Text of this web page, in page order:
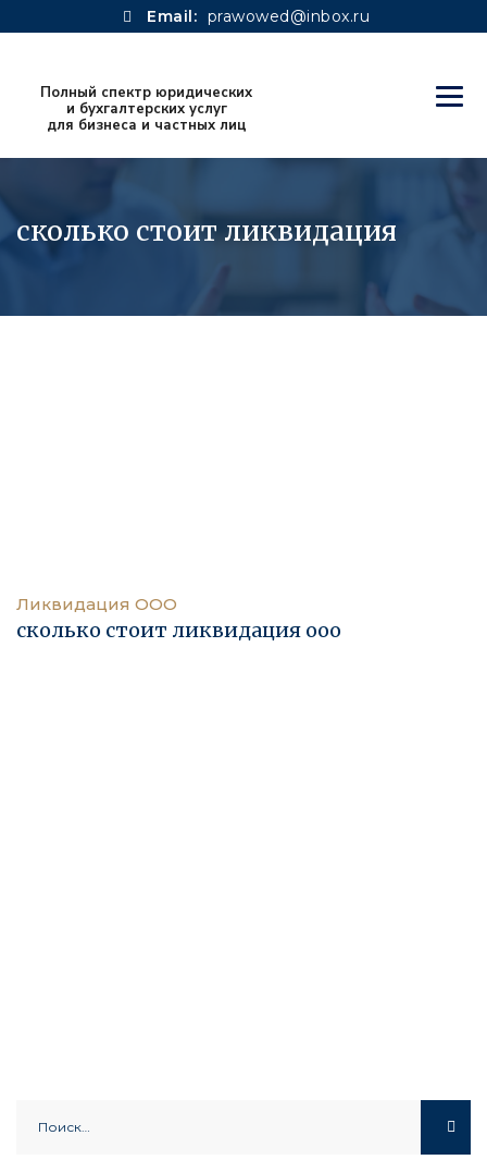
Email: prawowed@inbox.ru
сколько стоит ликвидация
Ликвидация ООО
сколько стоит ликвидация ооо